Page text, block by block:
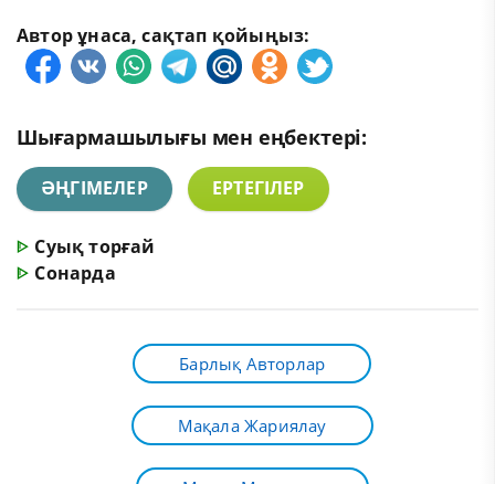
Автор ұнаса, сақтап қойыңыз:
Шығармашылығы мен еңбектері:
ӘҢГІМЕЛЕР ЕРТЕГІЛЕР
ᐈ Суық торғай
ᐈ Сонарда
Барлық Авторлар
Мақала Жариялау